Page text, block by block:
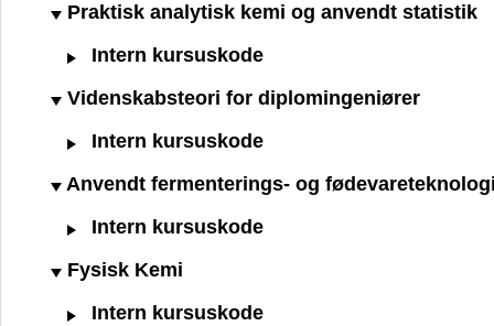
Praktisk analytisk kemi og anvendt statistik
Intern kursuskode
Videnskabsteori for diplomingeniører
Intern kursuskode
Anvendt fermenterings- og
Intern kursuskode
Fysisk Kemi
Intern kursuskode